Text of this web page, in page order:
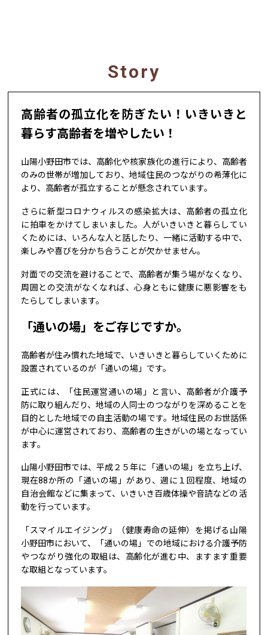
Story
高齢者の孤立化を防ぎたい！いきいきと
暮らす高齢者を増やしたい！
山陽小野田市では、高齢化や核家族化の進行により、高齢者
のみの世帯が増加しており、地域住民のつながりの希薄化に
より、高齢者が孤立することが懸念されています。
さらに新型コロナウィルスの感染拡大は、高齢者の孤立化
に拍車をかけてしまいました。人がいきいきと暮らしてい
くためには、いろんな人と話したり、一緒に活動する中で、
楽しみや喜びを分かち合うことが欠かせません。
対面での交流を避けることで、高齢者が集う場がなくなり、
周囲との交流がなくなれば、心身ともに健康に悪影響をも
たらしてしまいます。
「通いの場」をご存じですか。
高齢者が住み慣れた地域で、いきいきと暮らしていくために
設置されているのが「通いの場」です。
正式には、「住民運営通いの場」と言い、高齢者が介護予
防に取り組んだり、地域の人同士のつながりを深めることを
目的とした地域での自主活動の場です。地域住民のお世話係
が中心に運営されており、高齢者の生きがいの場となってい
ます。
山陽小野田市では、平成２５年に「通いの場」を立ち上げ、
現在88か所の「通いの場」があり、週に１回程度、地域の
自治会館などに集まって、いきいき百歳体操や音読などの活
動を行っています。
「スマイルエイジング」（健康寿命の延伸）を掲げる山陽
小野田市において、「通いの場」での地域における介護予防
やつながり強化の取組は、高齢化が進む中、ますます重要
な取組となっています。